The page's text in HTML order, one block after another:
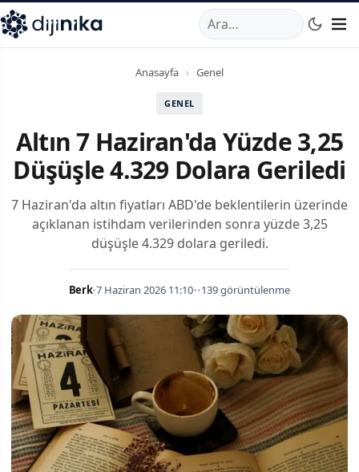
,Marmara Mahallesi,Beylikdüzü34520TRTelefon:0850
Anasayfa › Genel
GENEL
Altın 7 Haziran'da Yüzde 3,25
Düşüşle 4.329 Dolara Geriledi
7 Haziran'da altın fiyatları ABD'de beklentilerin üzerinde
açıklanan istihdam verilerinden sonra yüzde 3,25
düşüşle 4.329 dolara geriledi.
Berk•7 Haziran 2026 11:10••139 görüntülenme